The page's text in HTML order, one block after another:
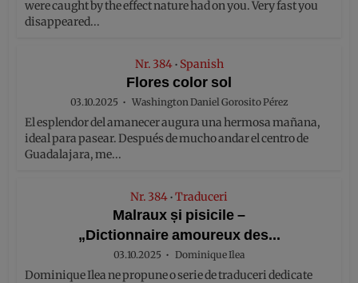
were caught by the effect nature had on you. Very fast you
disappeared...
Nr. 384 • Spanish
Flores color sol
03.10.2025 Washington Daniel Gorosito Pérez
El esplendor del amanecer augura una hermosa mañana,
ideal para pasear. Después de mucho andar el centro de
Guadalajara, me...
Nr. 384 • Traduceri
Malraux și pisicile –
„Dictionnaire amoureux des...
03.10.2025 Dominique Ilea
Dominique Ilea ne propune o serie de traduceri dedicate